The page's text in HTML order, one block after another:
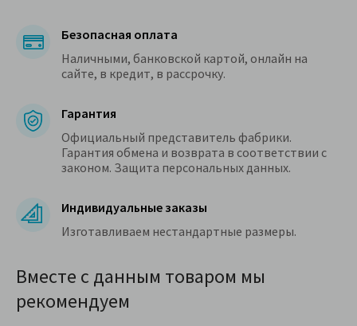
Безопасная оплата
Наличными, банковской картой, онлайн на
сайте, в кредит, в рассрочку.
Гарантия
Официальный представитель фабрики.
Гарантия обмена и возврата в соответствии с
законом. Защита персональных данных.
Индивидуальные заказы
Изготавливаем нестандартные размеры.
Вместе с данным товаром мы
рекомендуем